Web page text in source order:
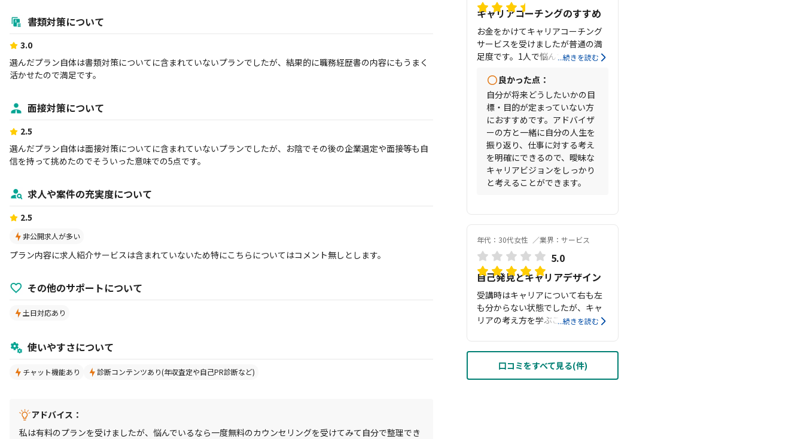
書類対策について
3.0
選んだプラン自体は書類対策についてに含まれていないプランでしたが、結果的に職務経歴書の内容にもうまく
活かせたので満足です。
面接対策について
2.5
選んだプラン自体は面接対策についてに含まれていないプランでしたが、お陰でその後の企業選定や面接等も自
信を持って挑めたのでそういった意味での5点です。
求人や案件の充実度について
2.5
非公開求人が多い
プラン内容に求人紹介サービスは含まれていないため特にこちらについてはコメント無しとします。
その他のサポートについて
土日対応あり
使いやすさについて
チャット機能あり 診断コンテンツあり(年収査定や自己PR診断など)
アドバイス：
私は有料のプランを受けましたが、悩んでいるなら一度無料のカウンセリングを受けてみて自分で整理でき
キャリアコーチングのすすめ
お金をかけてキャリアコーチング
サービスを受けましたが普通の満
足度です。1人で悩んでいて相談相
...続きを読む
良かった点：
自分が将来どうしたいかの目
標・目的が定まっていない方
におすすめです。アドバイザ
ーの方と一緒に自分の人生を
振り返り、仕事に対する考え
を明確にできるので、曖昧な
キャリアビジョンをしっかり
と考えることができます。
年代：30代女性 業界：サービス
5.0
自己発見とキャリアデザイン
受講時はキャリアについて右も左
も分からない状態でしたが、キャ
リアの考え方を学ぶことができま
関係などの悩みが解消されまし
た。 受講後、旧友と会うと「表情
...続きを読む
口コミをすべて見る(件)